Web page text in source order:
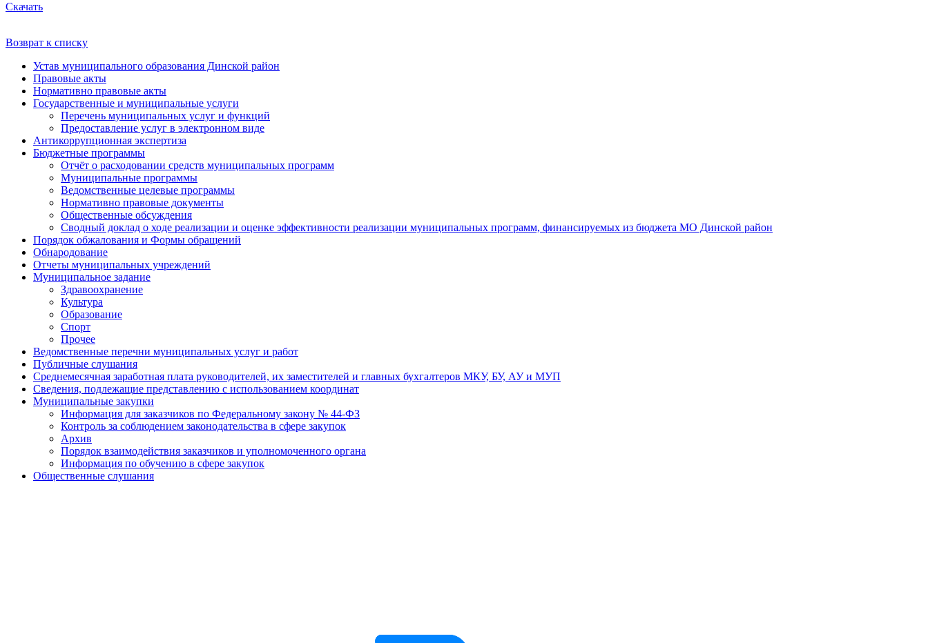
Скачать
Возврат к списку
Устав муниципального образования Динской район
Правовые акты
Нормативно правовые акты
Государственные и муниципальные услуги
Перечень муниципальных услуг и функций
Предоставление услуг в электронном виде
Антикоррупционная экспертиза
Бюджетные программы
Отчёт о расходовании средств муниципальных программ
Муниципальные программы
Ведомственные целевые программы
Нормативно правовые документы
Общественные обсуждения
Сводный доклад о ходе реализации и оценке эффективности реализации муниципальных программ, финансируемых из бюджета МО Динской район
Порядок обжалования и Формы обращений
Обнародование
Отчеты муниципальных учреждений
Муниципальное задание
Здравоохранение
Культура
Образование
Спорт
Прочее
Ведомственные перечни муниципальных услуг и работ
Публичные слушания
Среднемесячная заработная плата руководителей, их заместителей и главных бухгалтеров МКУ, БУ, АУ и МУП
Сведения, подлежащие представлению с использованием координат
Муниципальные закупки
Информация для заказчиков по Федеральному закону № 44-ФЗ
Контроль за соблюдением законодательства в сфере закупок
Архив
Порядок взаимодействия заказчиков и уполномоченного органа
Информация по обучению в сфере закупок
Общественные слушания